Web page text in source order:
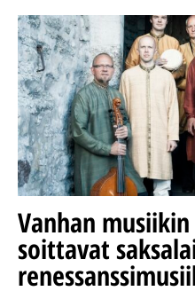
Vanhan
soittavat